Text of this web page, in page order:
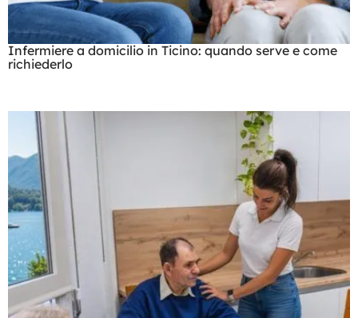
Infermiere a domicilio in Ticino: quando serve e come
richiederlo